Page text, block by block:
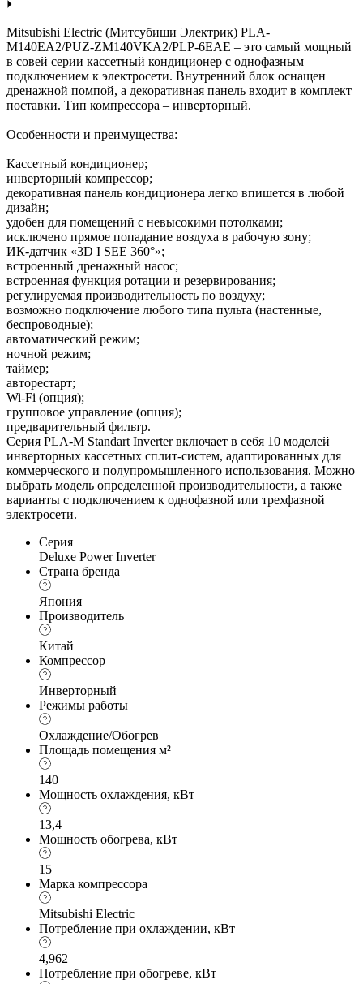
Mitsubishi Electric (Митсубиши Электрик) PLA-
M140EA2/PUZ-ZM140VKA2/PLP-6EAE – это самый мощный
в совей серии кассетный кондиционер с однофазным
подключением к электросети. Внутренний блок оснащен
дренажной помпой, а декоративная панель входит в комплект
поставки. Тип компрессора – инверторный.
Особенности и преимущества:
Кассетный кондиционер;
инверторный компрессор;
декоративная панель кондиционера легко впишется в любой
дизайн;
удобен для помещений с невысокими потолками;
исключено прямое попадание воздуха в рабочую зону;
ИК-датчик «3D I SEE 360°»;
встроенный дренажный насос;
встроенная функция ротации и резервирования;
регулируемая производительность по воздуху;
возможно подключение любого типа пульта (настенные,
беспроводные);
автоматический режим;
ночной режим;
таймер;
авторестарт;
Wi-Fi (опция);
групповое управление (опция);
предварительный фильтр.
Серия PLA-M Standart Inverter включает в себя 10 моделей
инверторных кассетных сплит-систем, адаптированных для
коммерческого и полупромышленного использования. Можно
выбрать модель определенной производительности, а также
варианты с подключением к однофазной или трехфазной
электросети.
Серия
Deluxe Power Inverter
Страна бренда
Япония
Производитель
Китай
Компрессор
Инверторный
Режимы работы
Охлаждение/Обогрев
Площадь помещения м²
140
Мощность охлаждения, кВт
13,4
Мощность обогрева, кВт
15
Марка компрессора
Mitsubishi Electric
Потребление при охлаждении, кВт
4,962
Потребление при обогреве, кВт